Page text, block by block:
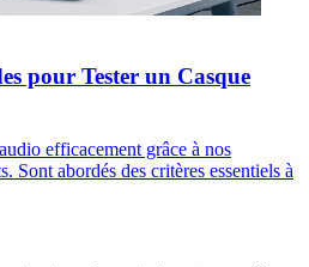
pour Tester un Casque
efficacement grâce à nos
Sont abordés des critères essentiels à